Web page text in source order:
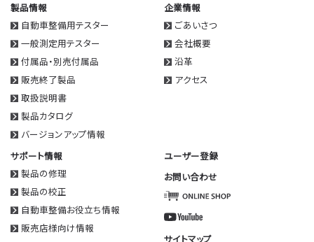
製品情報
自動車整備用テスター
一般測定用テスター
付属品・別売付属品
販売終了製品
取扱説明書
製品カタログ
バージョンアップ情報
企業情報
ごあいさつ
会社概要
沿革
アクセス
サポート情報
製品の修理
製品の校正
自動車整備お役立ち情報
販売店様向け情報
ユーザー登録
お問い合わせ
サイトマップ